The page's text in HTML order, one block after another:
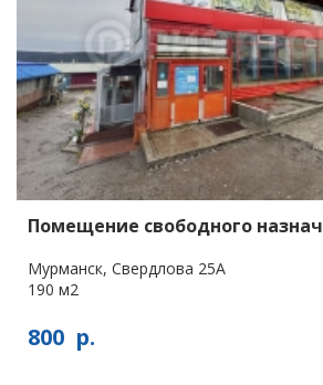
Помещение свободного
Мурманск, Свердлова 25А
190 м2
800 р.